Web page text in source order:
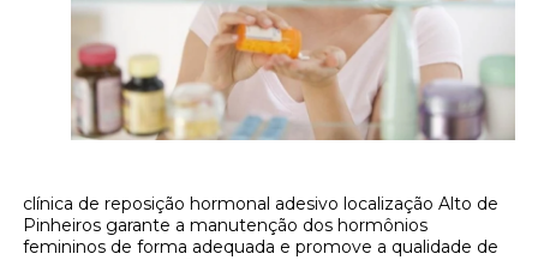
clínica de reposição hormonal adesivo localização Alto de
Pinheiros garante a manutenção dos hormônios
femininos de forma adequada e promove a qualidade de